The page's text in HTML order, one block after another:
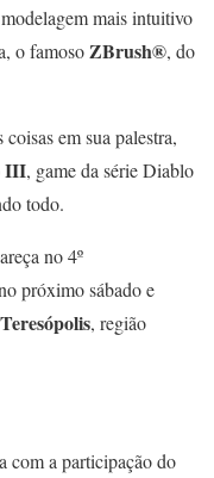
mais intuitivo
o famosoZBrush®, do
em sua palestra,
III, game da série Diablo
todo.
no 4º
próximo sábado e
, região
com a participação do